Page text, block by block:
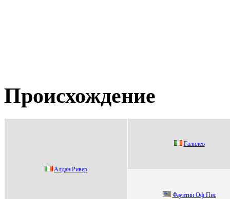
Происхождение
Aлдaн Pивep
Гaлилео
Фаунтин Оф Пиc